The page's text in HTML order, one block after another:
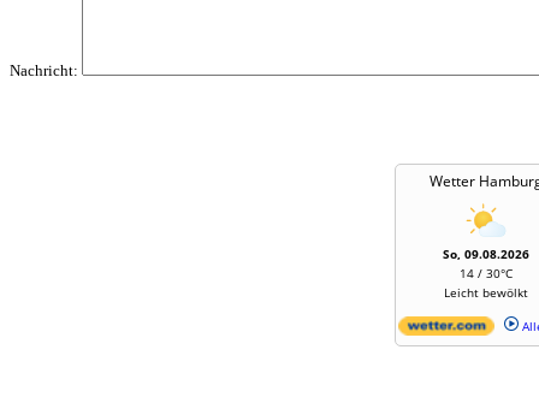
Nachricht:
Wetter
So, 09.08.2026
14 / 30°C
Leicht bewölkt